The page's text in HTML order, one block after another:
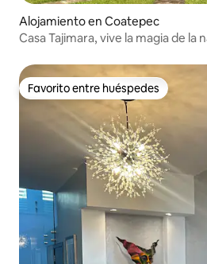
Alojamiento en Coatepec
Casa Tajimara, vive la magia de la
Favorito entre huéspedes
Favorito entre huéspedes